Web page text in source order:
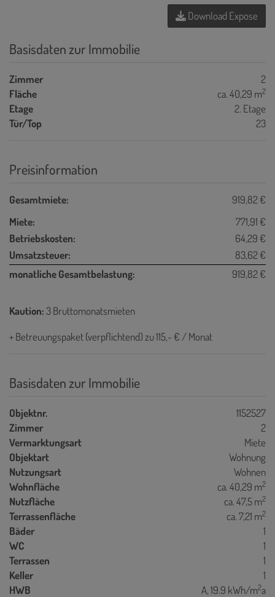
Download Expose
Basisdaten zur Immobilie
Zimmer
2
Fläche
ca. 40,29 m2
Etage
2. Etage
Tür/Top
23
Preisinformation
Gesamtmiete:
919,82 €
Miete:
771,91 €
Betriebskosten:
64,29 €
Umsatzsteuer:
83,62 €
monatliche Gesamtbelastung:
919,82 €
Kaution:3 Bruttomonatsmieten
+ Betreuungspaket (verpflichtend) zu 115,- € / Monat
Basisdaten zur Immobilie
Objektnr.
1152527
Zimmer
2
Vermarktungsart
Miete
Objektart
Wohnung
Nutzungsart
Wohnen
Wohnfläche
ca. 40,29 m2
Nutzfläche ca. 47,5 m2
Terrassenfläche ca. 7,21 m2
Bäder
1
WC
1
Terrassen
1
Keller
1
HWB
A, 19.9 kWh/m2a